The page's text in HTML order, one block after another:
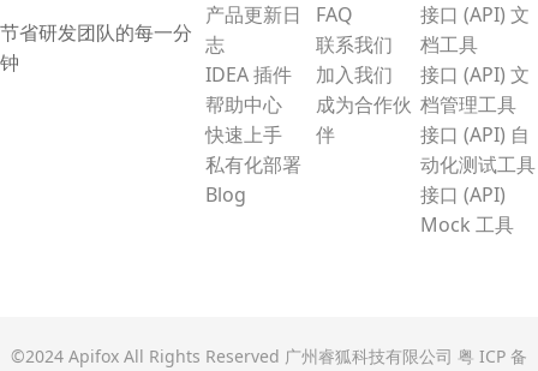
节省研发团队的每一分
钟
产品更新日
志
IDEA 插件
帮助中心
快速上手
私有化部署
Blog
FAQ
联系我们
加入我们
成为合作伙
伴
接口 (API) 文
档工具
接口 (API) 文
档管理工具
接口 (API) 自
动化测试工具
接口 (API)
Mock 工具
©2024 Apifox All Rights Reserved 广州睿狐科技有限公司 粤 ICP 备